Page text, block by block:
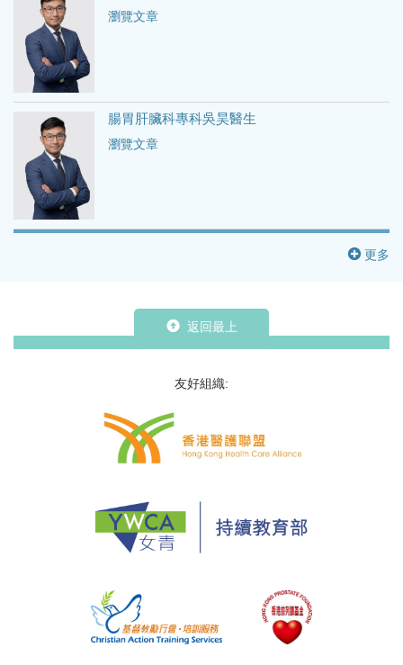
瀏覽文章
腸胃肝臟科專科吳昊醫生
瀏覽文章
更多
返回最上
友好組織: